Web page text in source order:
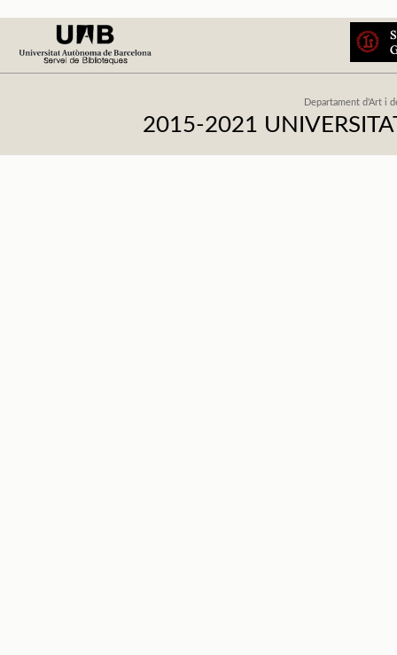
Departament d'Art i
2015-2021